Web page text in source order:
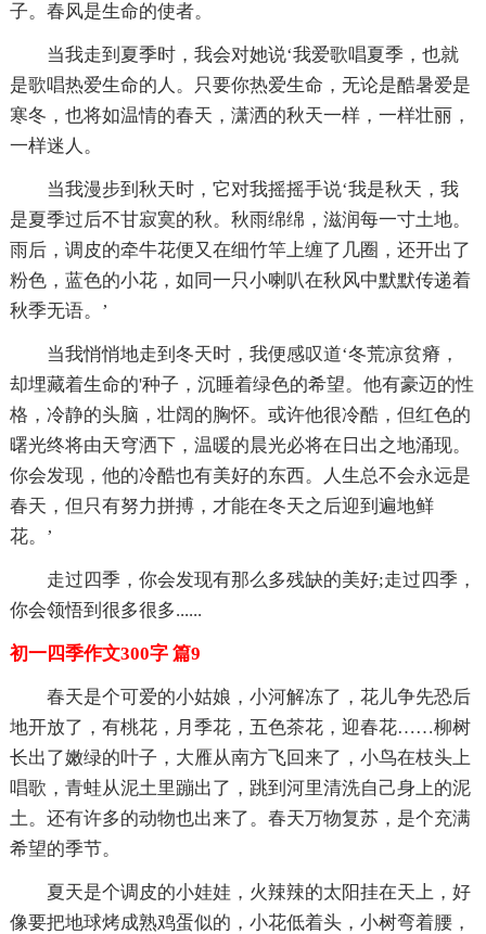
子。春风是生命的使者。
当我走到夏季时，我会对她说‘我爱歌唱夏季，也就
是歌唱热爱生命的人。只要你热爱生命，无论是酷暑爱是
寒冬，也将如温情的春天，潇洒的秋天一样，一样壮丽，
一样迷人。
当我漫步到秋天时，它对我摇摇手说‘我是秋天，我
是夏季过后不甘寂寞的秋。秋雨绵绵，滋润每一寸土地。
雨后，调皮的牵牛花便又在细竹竿上缠了几圈，还开出了
粉色，蓝色的小花，如同一只小喇叭在秋风中默默传递着
秋季无语。’
当我悄悄地走到冬天时，我便感叹道‘冬荒凉贫瘠，
却埋藏着生命的'种子，沉睡着绿色的希望。他有豪迈的性
格，冷静的头脑，壮阔的胸怀。或许他很冷酷，但红色的
曙光终将由天穹洒下，温暖的晨光必将在日出之地涌现。
你会发现，他的冷酷也有美好的东西。人生总不会永远是
春天，但只有努力拼搏，才能在冬天之后迎到遍地鲜
花。’
走过四季，你会发现有那么多残缺的美好;走过四季，
你会领悟到很多很多......
初一四季作文300字 篇9
春天是个可爱的小姑娘，小河解冻了，花儿争先恐后
地开放了，有桃花，月季花，五色茶花，迎春花……柳树
长出了嫩绿的叶子，大雁从南方飞回来了，小鸟在枝头上
唱歌，青蛙从泥土里蹦出了，跳到河里清洗自己身上的泥
土。还有许多的动物也出来了。春天万物复苏，是个充满
希望的季节。
夏天是个调皮的小娃娃，火辣辣的太阳挂在天上，好
像要把地球烤成熟鸡蛋似的，小花低着头，小树弯着腰，